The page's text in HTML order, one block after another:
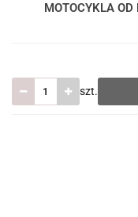
MOTOCYKLA OD
szt.